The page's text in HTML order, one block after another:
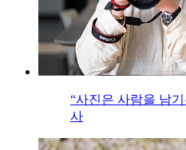
“사진은 사람을 남
사